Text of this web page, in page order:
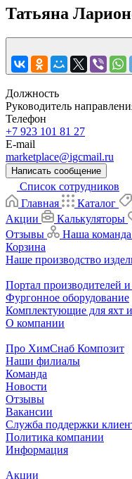
Татьяна
Должность
Руководитель
Телефон
+7 923 101 81 27
E-mail
marketplace@igcmail.ru
Написать сообщение
Список сотрудников
Главная
Каталог
Акции
Калькуляторы
Отзывы
Наша команда
Корзина
Наше производство
Портал производителей и
Фургонное оборудование
Комплектующие для яхт и
О компании
Про ХимСнаб Композит
Наши филиалы
Команда
Новости
Отзывы
Вакансии
Служба поддержки
Политика компании
Информация
Акции